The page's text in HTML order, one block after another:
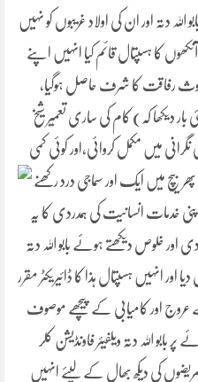
دتہ اور ان کی اولاد غریبوں کو نہیں
کا ہسپتال قائم کیا انہیں اپنے
رفاقت کا شرف حاصل ہوگیا،
دیکھا کہ) کام کی ساری تعمیر شیخ
میں مکمل کروائی،اور کوئی کمی
پھر بیچ میں ایک اور سماجی درد رکھنے
خدمات انسانیت کی ہمدردی کا یہ
اور خلوص دیکھتے ہوئے بابو اللہ دتہ
اور انہیں ہسپتال ہذا کا ڈائیریکٹر مقرر
عروج اور کامیابی کے پیچھے موصوف
بابو اللہ دتہ ویلفیئر فاونڈیشن کلر
کی دیکھ بھال کے لیئے انہیں